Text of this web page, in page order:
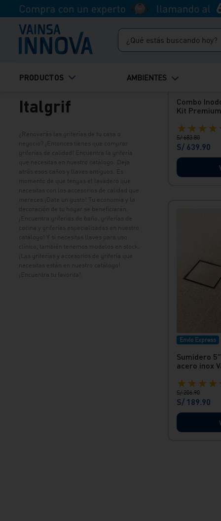
¿Qué estás buscando hoy?
PRODUCTOS AMBIENTES
condiciones adversas, lo que
reduce la necesidad de
reemplazos frecuentes y
mantenimiento.<br> »
Facilidad de Instalación: La
permite una instalación rápida y
mayoría de los sistemas de
tuberías estándar.<br> »
material UPVC es altamente
resistente a la corrosión, lo que
la hace ideal para sistemas que
transportan agua.<br> » No
Conductividad: Al ser de
plástico, el UPVC no es
conductor de electricidad.
<br>
» Durabilidad: Las válvulas de
mantienen su integridad
estructural incluso en
condiciones adversas, lo que
DUCHA TELEFONO NEGRO
RAPIDUCHA VR31 5500W CON
DUCHA TELEFONO NEGRO
Salida de ducha tipo española
de 40 cm
Ducha teléfono
Ducha teléfono con tipos de
Ducha teléfono con barra
salida
S/ 4.00 S/ 4000.00
Italgrif
¿Renovarás las griferías de tu casa o
negocio? ¡Entonces tienes que comprar
griferías de calidad! Encuentra la grifería
que necesitas en nuestro catálogo. Deja
atrás esos caños y llaves antiguos. Es
momento de que tengas el lavadero que
necesitas con los accesorios de calidad que
mereces ¡Date un gusto! Tu economía y la
decoración de tu hogar se beneficiarán.
¡Encuentra griferías de baño, griferías de
cocina y griferías especializadas en nuestro
catálogo! Y si necesitas llaves para uso
clínico, también tenemos modelos en stock.
¡Las griferías y accesorios de grifería que
necesitas están en nuestro catálogo!
¡Encuentra tu favorita!
Combo
Kit
★ ★ ★ ★
S/ 683.80
S/ 639.90
Envío Express
Sumidero
acero inox
★ ★ ★ ★
S/ 206.90
S/ 189.90
lavadero
bali